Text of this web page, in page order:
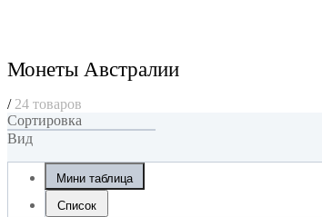
Монеты Австралии
/ 24 товаров
Сортировка
Вид
Мини таблица
Список